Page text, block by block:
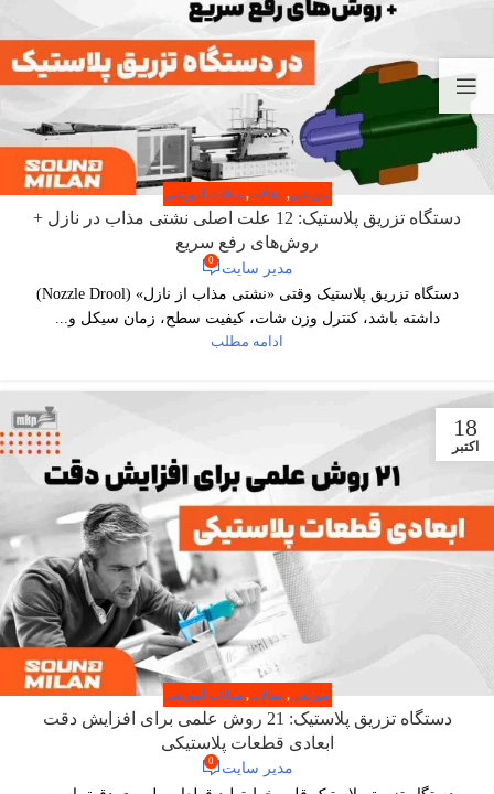
آموزشی, مقالات, مقالات آموزشی
دستگاه تزریق پلاستیک: 12 علت اصلی نشتی مذاب در نازل +
روش‌های رفع سریع
مدیر سایت 0
دستگاه تزریق پلاستیک وقتی «نشتی مذاب از نازل» (Nozzle Drool)
داشته باشد، کنترل وزن شات، کیفیت سطح، زمان سیکل و...
ادامه مطلب
18
اکتبر
آموزشی, مقالات, مقالات آموزشی
دستگاه تزریق پلاستیک: 21 روش علمی برای افزایش دقت
ابعادی قطعات پلاستیکی
مدیر سایت 0